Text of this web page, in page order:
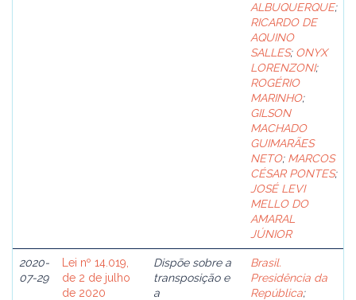
ALBUQUERQUE;
RICARDO DE
AQUINO
SALLES; ONYX
LORENZONI;
ROGÉRIO
MARINHO;
GILSON
MACHADO
GUIMARÃES
NETO; MARCOS
CÉSAR PONTES;
JOSÉ LEVI
MELLO DO
AMARAL
JÚNIOR
2020-
07-29
Lei nº 14.019,
de 2 de julho
de 2020
Dispõe sobre a
transposição e
a
Brasil.
Presidência da
República;